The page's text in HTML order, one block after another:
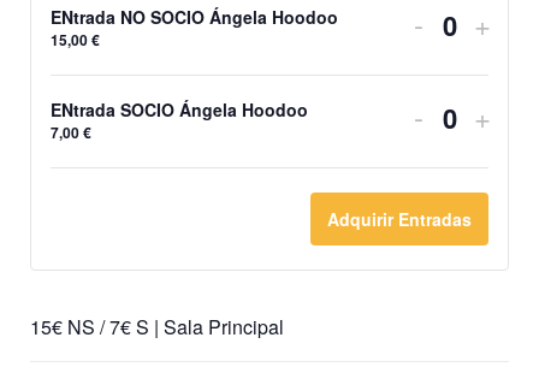
ENtrada NO SOCIO Ángela Hoodoo
15,00€
Reducir
la
cantidad
entradas
para
ENtrada
-
la
para
+
ENtrada SOCIO Ángela Hoodoo
7,00€
Reducir
la
cantidad
de
entradas
-
la
de
+
Adquirir Entradas
15€ NS / 7€ S | Sala Principal